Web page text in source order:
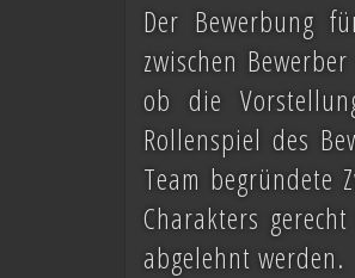
Der Bewerbung
zwischen
ob die
Rollenspiel des
Team begründete
Charakters
abgelehnt werden.